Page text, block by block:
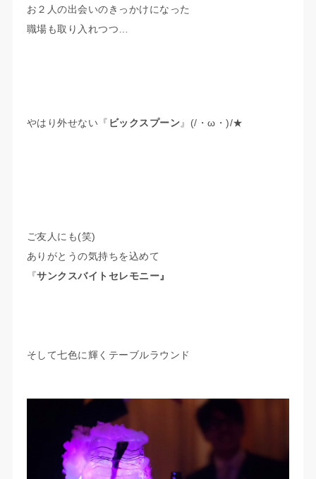
お２人の出会いのきっかけになった
職場も取り入れつつ…
やはり外せない『 ビックスプーン』(/・ω・)/★
ご友人にも(笑)
ありがとうの気持ちを込めて
『サンクスバイトセレモニー』
そして七色に輝くテーブルラウンド